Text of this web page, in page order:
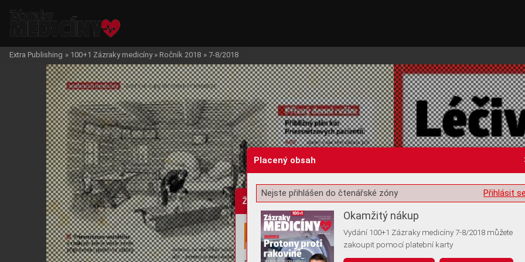
Žádost o souhlas s ukládáním volitelných informací
Extra Publishing » 100+1 Zázraky medicíny » Ročník 2018 » 7-8/2018
Placený obsah
Přihlásit
Nejste přihlášen do čtenářské zóny
Okamžitý nákup
Vydání 100+1 Zázraky medicíny 7-8/2018 můžete
zakoupit pomocí platební karty